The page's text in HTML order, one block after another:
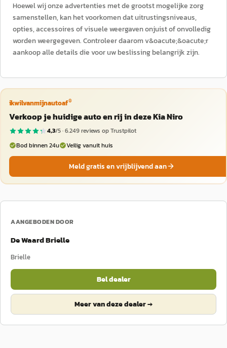
Hoewel wij onze advertenties met de grootst mogelijke zorg
samenstellen, kan het voorkomen dat uitrustingsniveaus,
opties, accessoires of visuele weergaven onjuist of onvolledig
worden weergegeven. Controleer daarom v&oacute;&oacute;r
aankoop alle details die voor uw beslissing belangrijk zijn.
ikwilvanmijnautoaf®
Verkoop je huidige auto en rij in deze Kia Niro
4,3/5 ·6.249reviews op Trustpilot
Bod binnen 24u
Veilig vanuit huis
Meld gratis en vrijblijvend aan
AANGEBODEN DOOR
De Waard Brielle
Brielle
Bel dealer
Meer van deze dealer →